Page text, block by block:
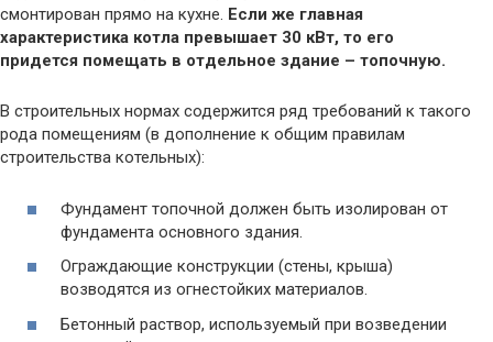
смонтирован прямо на кухне. Если же главная
характеристика котла превышает 30 кВт, то его
придется помещать в отдельное здание – топочную.
В строительных нормах содержится ряд требований к такого
рода помещениям (в дополнение к общим правилам
строительства котельных):
Фундамент топочной должен быть изолирован от
фундамента основного здания.
Ограждающие конструкции (стены, крыша)
возводятся из огнестойких материалов.
Бетонный раствор, используемый при возведении